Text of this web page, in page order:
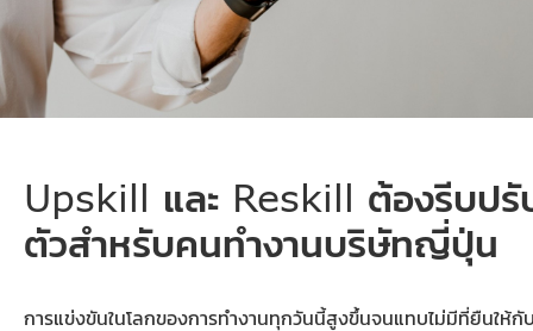
Upskill และ Reskill ต้องรีบปรั
ตัวสำหรับคนทำงานบริษัทญี่ปุ่น
การแข่งขันในโลกของการทำงานทุกวันนี้สูงขึ้นจนแทบไม่มีที่ยืนให้กั